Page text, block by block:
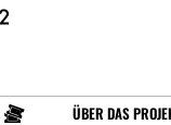
ÜBER DAS